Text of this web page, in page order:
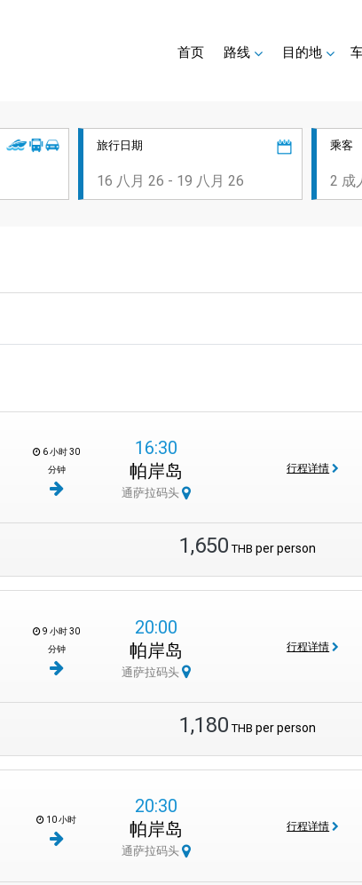
首页 路线 目的地
旅行日期 乘客
6 小时 30
分钟
16:30
帕岸岛
通萨拉码头
行程详情
1,650 THB per person
9 小时 30
分钟
20:00
帕岸岛
通萨拉码头
行程详情
1,180 THB per person
10 小时
20:30
帕岸岛
通萨拉码头
行程详情